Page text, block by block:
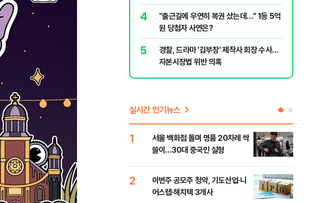
어디?
4
"출근길에 우연히 복권 샀는데…" 1등 5억
원 당첨자 사연은?
5
경찰, 드라마 '김부장' 제작사 회장 수사…
자본시장법 위반 의혹
실시간 인기뉴스
1
서울 백화점 돌며 명품 20차례 싹
쓸이…30대 중국인 실형
2
이번주 공모주 청약, 기도산업·니
어스랩·해치텍 3개사